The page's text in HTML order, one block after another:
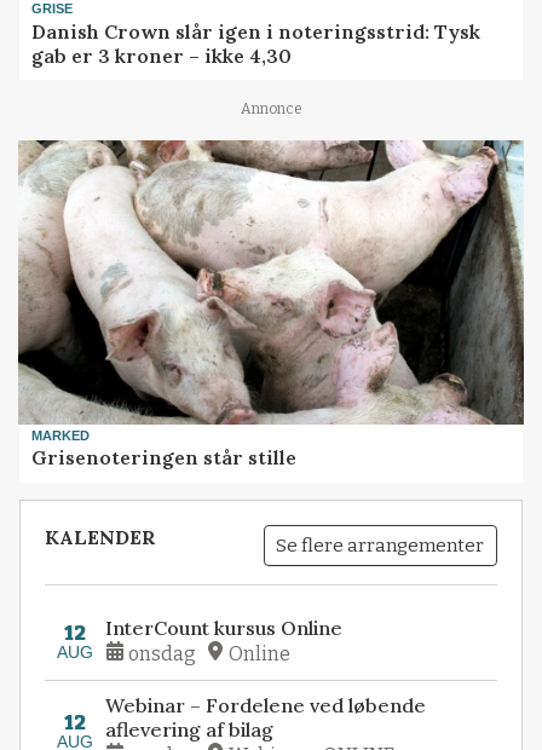
GRISE
Danish Crown slår igen i noteringsstrid: Tysk
gab er 3 kroner – ikke 4,30
Annonce
MARKED
Grisenoteringen står stille
KALENDER Se flere arrangementer
12
AUG
InterCount kursus Online
onsdag Online
12
AUG
Webinar – Fordelene ved løbende
aflevering af bilag